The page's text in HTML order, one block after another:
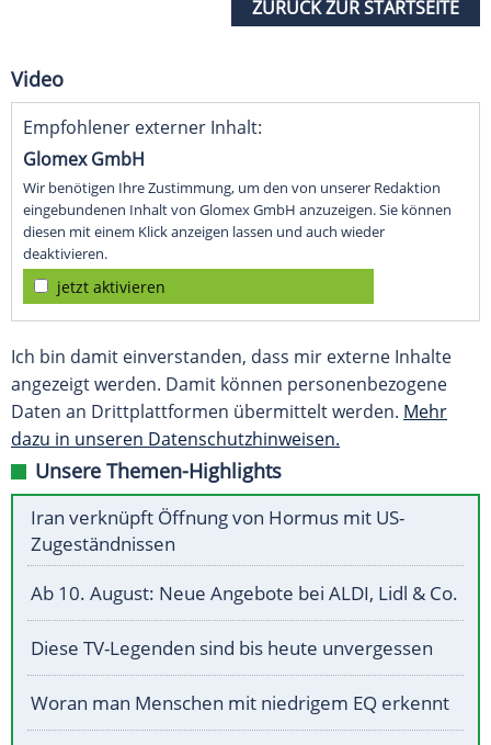
ZURÜCK ZUR STARTSEITE
Video
Empfohlener externer Inhalt:
Glomex GmbH
Wir benötigen Ihre Zustimmung, um den von unserer Redaktion
eingebundenen Inhalt von Glomex GmbH anzuzeigen. Sie können
diesen mit einem Klick anzeigen lassen und auch wieder
deaktivieren.
jetzt aktivieren
Ich bin damit einverstanden, dass mir externe Inhalte
angezeigt werden. Damit können personenbezogene
Daten an Drittplattformen übermittelt werden. Mehr
dazu in unseren Datenschutzhinweisen.
Unsere Themen-Highlights
Iran verknüpft Öffnung von Hormus mit US-
Zugeständnissen
Ab 10. August: Neue Angebote bei ALDI, Lidl & Co.
Diese TV-Legenden sind bis heute unvergessen
Woran man Menschen mit niedrigem EQ erkennt